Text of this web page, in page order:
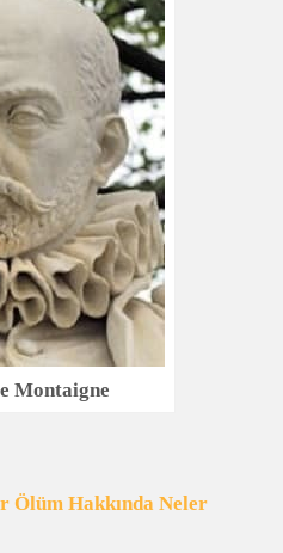
Montaigne
Ölüm Hakkında Neler